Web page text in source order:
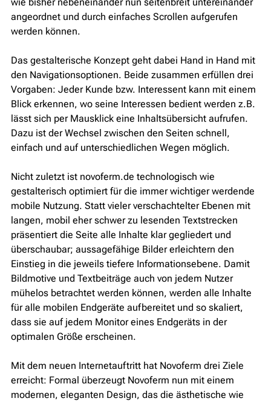
angeordnet und durch einfaches Scrollen aufgerufen
werden können.
Das gestalterische Konzept geht dabei Hand in Hand mit
den Navigationsoptionen. Beide zusammen erfüllen drei
Vorgaben: Jeder Kunde bzw. Interessent kann mit einem
Blick erkennen, wo seine Interessen bedient werden z.B.
lässt sich per Mausklick eine Inhaltsübersicht aufrufen.
Dazu ist der Wechsel zwischen den Seiten schnell,
einfach und auf unterschiedlichen Wegen möglich.
Nicht zuletzt ist novoferm.de technologisch wie
gestalterisch optimiert für die immer wichtiger werdende
mobile Nutzung. Statt vieler verschachtelter Ebenen mit
langen, mobil eher schwer zu lesenden Textstrecken
präsentiert die Seite alle Inhalte klar gegliedert und
überschaubar; aussagefähige Bilder erleichtern den
Einstieg in die jeweils tiefere Informationsebene. Damit
Bildmotive und Textbeiträge auch von jedem Nutzer
mühelos betrachtet werden können, werden alle Inhalte
für alle mobilen Endgeräte aufbereitet und so skaliert,
dass sie auf jedem Monitor eines Endgeräts in der
optimalen Größe erscheinen.
Mit dem neuen Internetauftritt hat Novoferm drei Ziele
erreicht: Formal überzeugt Novoferm nun mit einem
modernen, eleganten Design, das die ästhetische wie